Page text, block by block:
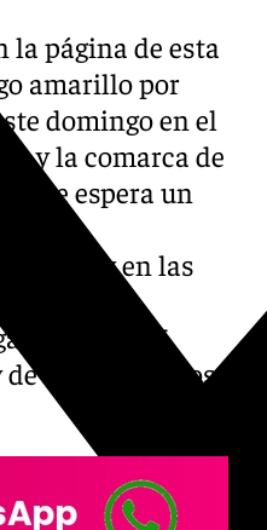
la página de esta
amarillo por
domingo en el
y la comarca de
se espera un
que
hora, y en las
de 60
se espera 15
de 40 milímetros